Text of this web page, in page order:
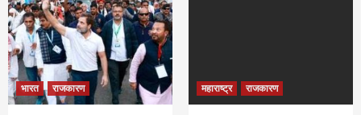
भारत राजकारण महाराष्ट्र राजकारण